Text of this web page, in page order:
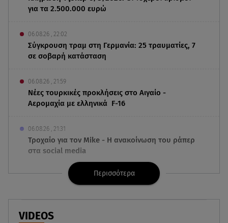
για τα 2.500.000 ευρώ
06.08.26 , 22:02
Σύγκρουση τραμ στη Γερμανία: 25 τραυματίες, 7
σε σοβαρή κατάσταση
06.08.26 , 21:59
Νέες τουρκικές προκλήσεις στο Αιγαίο -
Αερομαχία με ελληνικά F-16
06.08.26 , 21:31
Τροχαίο για τον Mike - Η ανακοίνωση του ράπερ
στα social media
Ισραήλ - Κύπρος - Κρήτη: Το μεγαλύτερο
υποθαλάσσιο καλώδιο στον κόσμο
Περισσότερα
VIDEOS